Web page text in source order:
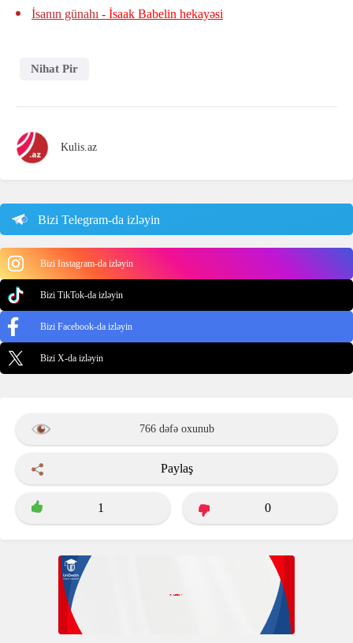
İsanın günahı - İsaak Babelin hekayəsi
Nihat Pir
Kulis.az
Bizi Telegram-da izləyin
Bizi Instagram-da izləyin
Bizi TikTok-da izləyin
Bizi Facebook-da izləyin
Bizi X-da izləyin
766 dəfə oxunub
Paylaş
1 0